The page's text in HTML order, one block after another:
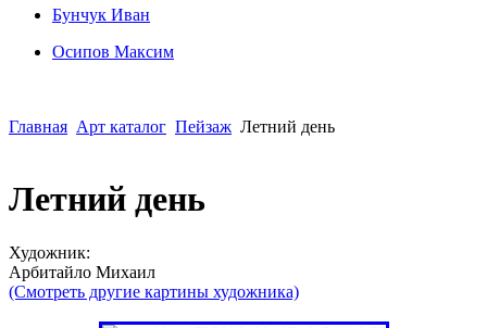
Бунчук Иван
Осипoв Максим
Главная Арт каталог Пейзаж Летний день
Летний день
Художник:
Арбитайло Михаил
(Смотреть другие картины художника)